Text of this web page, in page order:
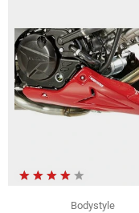
Bodystyle